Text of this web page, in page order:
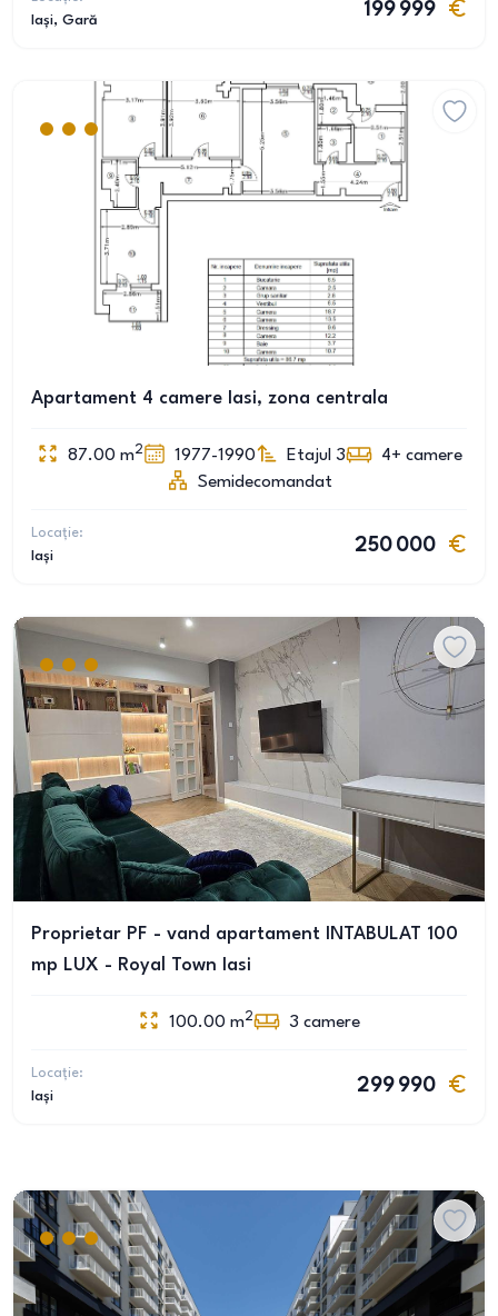
Iași, Gară
199 999
Apartament 4 camere Iasi, zona centrala
87.00 m2 1977-1990 Etajul 3 4+ camere
Semidecomandat
Locație:
Iași
250 000
Proprietar PF - vand apartament INTABULAT 100
mp LUX - Royal Town Iasi
100.00 m2 3 camere
Locație:
Iași
299 990